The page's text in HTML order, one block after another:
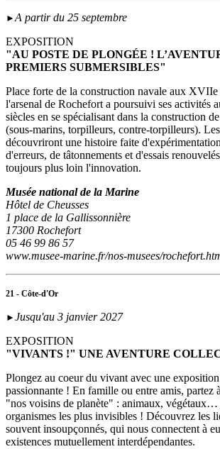
►A partir du 25 septembre
EXPOSITION
"AU POSTE DE PLONGÉE !
PREMIERS SUBMERSIBLES"
Place forte de la construction navale aux
l'arsenal de Rochefort a poursuivi ses activités
siècles en se spécialisant dans la construction
(sous‑marins, torpilleurs, contre-torpilleurs).
découvriront une histoire faite
d'erreurs, de tâtonnements et d'essais
toujours plus loin l'innovation.
Musée national de la Marine
Hôtel de Cheusses
1 place de la Gallissonnière
17300 Rochefort
05 46 99 86 57
www.musee-marine.fr/nos-musees/
21 - Côte-d'Or
► Jusqu'au 3 janvier 2027
EXPOSITION
"VIVANTS !" UNE AVENTURE
Plongez au coeur du vivant avec une
passionnante ! En famille ou entre amis, partez
"nos voisins de planète" : animaux, végétaux…
organismes les plus invisibles ! Découvrez les
souvent insoupçonnés, qui nous connectent à
existences mutuellement interdépendantes.